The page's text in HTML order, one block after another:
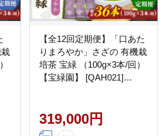
【全12回定期便】「口あた
りまろやか」さざの 有機栽
培茶 宝緑 （100g×3本/回）
【宝緑園】 [QAH021]
319,000円